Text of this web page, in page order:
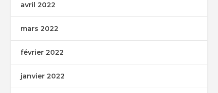
avril 2022
mars 2022
février 2022
janvier 2022